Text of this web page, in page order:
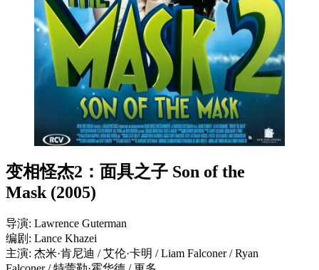
变相怪杰2：面具之子 Son of the
Mask (2005)
导演: Lawrence Guterman
编剧: Lance Khazei
主演: 杰米·肯尼迪 / 艾伦·卡明 / Liam Falconer / Ryan